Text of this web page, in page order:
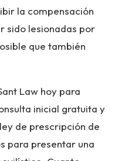
la compensación
sido lesionadas por
que también
Law hoy para
inicial gratuita y
de prescripción de
para presentar una